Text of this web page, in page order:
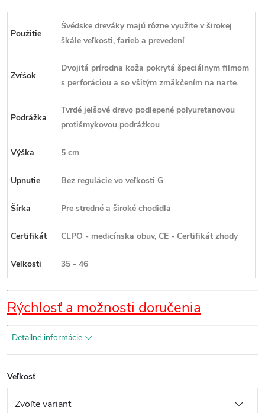
Použitie
Švédske dreváky majú rôzne využite v širokej
škále veľkosti, farieb a prevedení
Zvŕšok
Dvojitá prírodna koža pokrytá špeciálnym filmom
s perforáciou a so všitým zmäkčením na narte.
Podrážka
Tvrdé jelšové drevo podlepené polyuretanovou
protišmykovou podrážkou
Výška 5 cm
Upnutie Bez regulácie vo veľkosti G
Šírka Pre stredné a široké chodidla
Certifikát CLPO - medicínska obuv, CE - Certifikát zhody
Veľkosti 35 - 46
Rýchlosť a možnosti doručenia
Detailné informácie
Veľkosť